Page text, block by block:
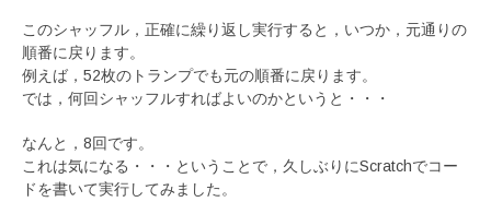
このシャッフル，正確に繰り返し実行すると，いつか，元通りの
順番に戻ります。
例えば，52枚のトランプでも元の順番に戻ります。
では，何回シャッフルすればよいのかというと・・・
なんと，8回です。
これは気になる・・・ということで，久しぶりにScratchでコー
ドを書いて実行してみました。